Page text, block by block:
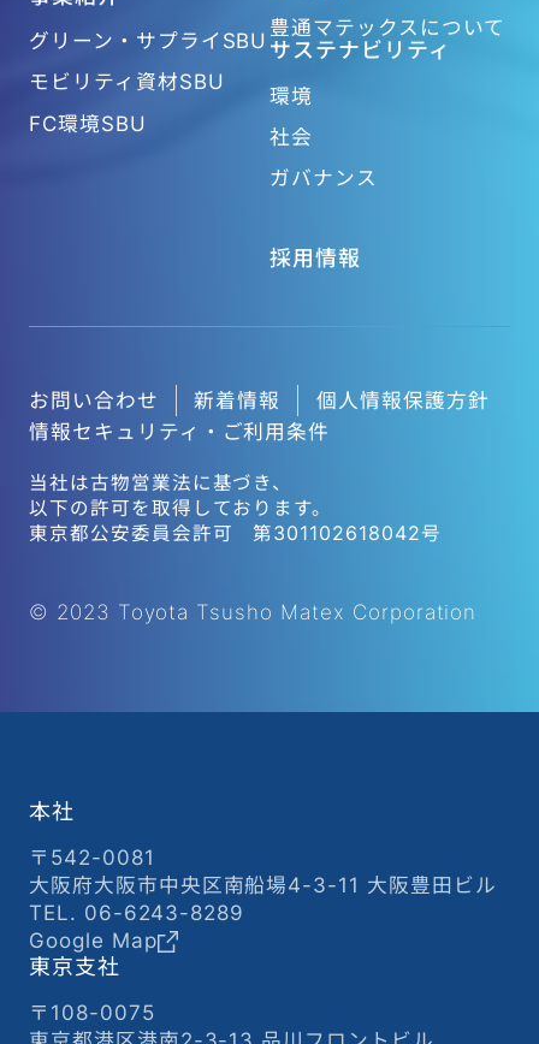
グリーン・サプライSBU
モビリティ資材SBU
FC環境SBU
豊通マテックスについて
サステナビリティ
環境
社会
ガバナンス
採用情報
お問い合わせ 新着情報
個人情報保護方針
情報セキュリティ・ご利用条件
当社は古物営業法に基づき、
以下の許可を取得しております。
東京都公安委員会許可 第301102618042号
© 2023 Toyota Tsusho Matex Corporation
本社
〒542-0081
大阪府大阪市中央区南船場4-3-11 大阪豊田ビル
TEL. 06-6243-8289
Google Map
東京支社
〒108-0075